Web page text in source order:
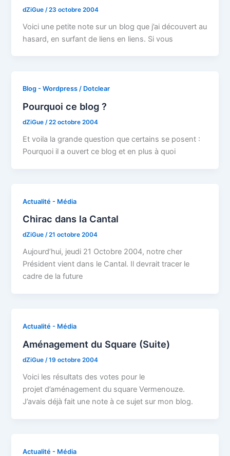
dZiGue /23 octobre 2004
Voici une petite note sur un blog que j’ai découvert au
hasard, en surfant de liens en liens. Si vous
Blog - Wordpress / Dotclear
Pourquoi ce blog ?
dZiGue/22 octobre 2004
Et voila la grande question que certains se posent :
Pourquoi il a ouvert ce blog et en plus à quoi
Actualité - Média
Chirac dans la Cantal
dZiGue/21 octobre 2004
Aujourd’hui, jeudi 21 Octobre 2004, notre cher
Président vient dans le Cantal. Il devrait tracer le
cadre de la future
Actualité - Média
Aménagement du Square (Suite)
dZiGue /19 octobre 2004
Voici les résultats des votes pour le
projet d’aménagement du square Vermenouze.
J’avais déjà fait une note à ce sujet sur mon blog.
Actualité - Média